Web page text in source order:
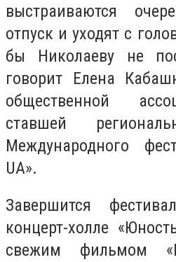
выстраиваются
отпуск и уходят с
бы Николаеву не
говорит Елена
общественной
ставшей
Международного
UA».
Завершится
концерт-холле
свежим фильмом